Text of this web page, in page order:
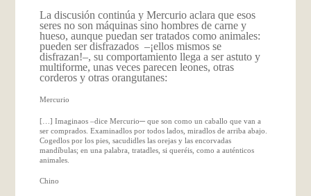
La discusión continúa y Mercurio aclara que esos
seres no son máquinas sino hombres de carne y
hueso, aunque puedan ser tratados como animales:
pueden ser disfrazados –¡ellos mismos se
disfrazan!–, su comportamiento llega a ser astuto y
multiforme, unas veces parecen leones, otras
corderos y otras orangutanes:
Mercurio
[…] Imaginaos –dice Mercurio–que son como un caballo que van a
ser comprados. Examinadlos por todos lados, miradlos de arriba abajo.
Cogedlos por los pies, sacudidles las orejas y las encorvadas
mandíbulas; en una palabra, tratadles, si queréis, como a auténticos
animales.
Chino